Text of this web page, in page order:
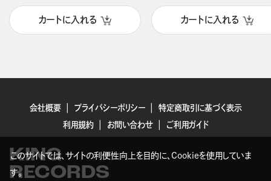
カートに入れる カートに入れる
会社概要 プライバシーポリシー
特定商取引に基づく表示
利用規約
お問い合わせ ご利用ガイド
KING
RECORDS
このサイトでは、サイトの利便性向上を目的に、Cookieを使用していま
す。